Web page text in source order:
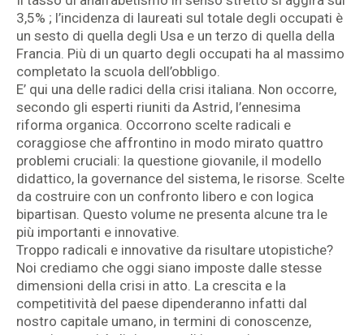
3,5% ; l’incidenza di laureati sul totale degli occupati è
un sesto di quella degli Usa e un terzo di quella della
Francia. Più di un quarto degli occupati ha al massimo
completato la scuola dell’obbligo.
E’ qui una delle radici della crisi italiana. Non occorre,
secondo gli esperti riuniti da Astrid, l’ennesima
riforma organica. Occorrono scelte radicali e
coraggiose che affrontino in modo mirato quattro
problemi cruciali: la questione giovanile, il modello
didattico, la governance del sistema, le risorse. Scelte
da costruire con un confronto libero e con logica
bipartisan. Questo volume ne presenta alcune tra le
più importanti e innovative.
Troppo radicali e innovative da risultare utopistiche?
Noi crediamo che oggi siano imposte dalle stesse
dimensioni della crisi in atto. La crescita e la
competitività del paese dipenderanno infatti dal
nostro capitale umano, in termini di conoscenze,